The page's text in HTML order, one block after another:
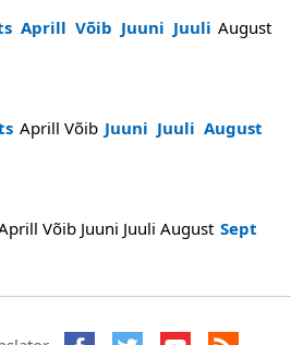
Aprill Võib Juuni Juuli August
Aprill Võib Juuni Juuli August
Võib Juuni Juuli August Sept